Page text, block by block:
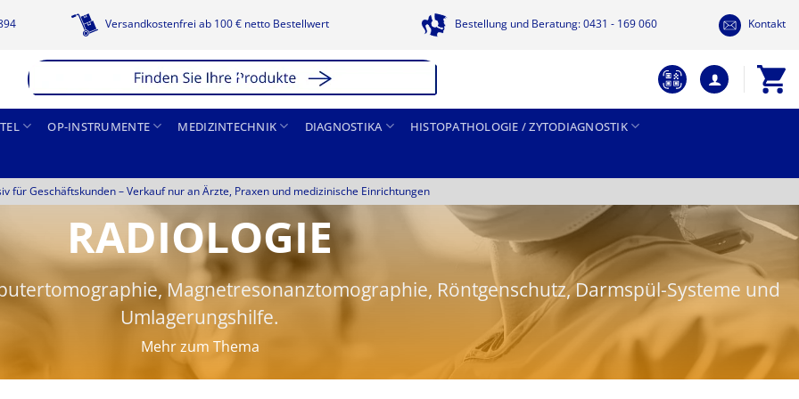
Versandkostenfrei ab 100 € netto Bestellwert Bestellung und Beratung: 0431 - 169 060 Kontakt
OP-INSTRUMENTE MEDIZINTECHNIK DIAGNOSTIKA HISTOPATHOLOGIE / ZYTODIAGNOSTIK
für Geschäftskunden –Verkauf nur an Ärzte, Praxen und medizinische Einrichtungen
RADIOLOGIE
Magnetresonanztomographie, Röntgenschutz, Darmspül-Systeme und
Umlagerungshilfe.
Mehr zum Thema